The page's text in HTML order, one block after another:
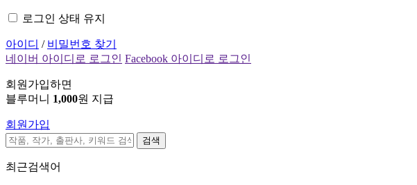
로그인 상태 유지
아이디 / 비밀번호 찾기
네이버 아이디로 로그인 Facebook 아이디로 로그인
회원가입하면
블루머니 1,000원 지급
회원가입
검색
최근검색어